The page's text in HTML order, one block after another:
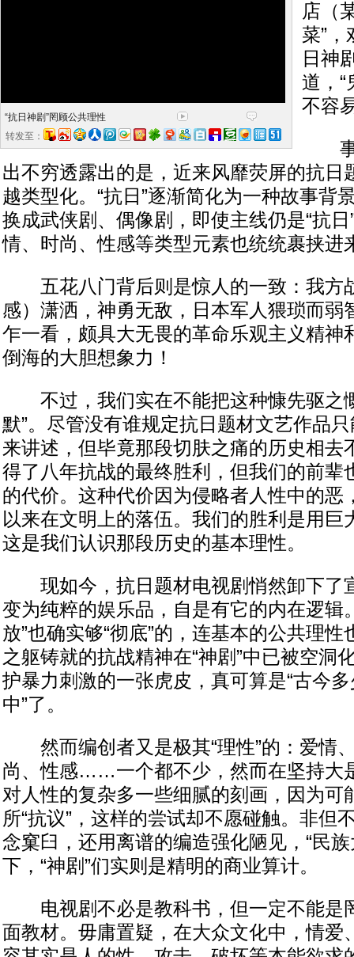
“抗日神剧”罔顾公共理性
转发至：
店（
菜”，
日神
道，“
不容
事
出不穷透露出的是，近来风靡荧屏的抗日
越类型化。“抗日”逐渐简化为一种故事背
换成武侠剧、偶像剧，即使主线仍是“抗
情、时尚、性感等类型元素也统统裹挟进
五花八门背后则是惊人的一致：我方
感）潇洒，神勇无敌，日本军人猥琐而弱
乍一看，颇具大无畏的革命乐观主义精神
倒海的大胆想象力！
不过，我们实在不能把这种慷先驱之
默”。尽管没有谁规定抗日题材文艺作品
来讲述，但毕竟那段切肤之痛的历史相去
得了八年抗战的最终胜利，但我们的前辈
的代价。这种代价因为侵略者人性中的恶
以来在文明上的落伍。我们的胜利是用巨
这是我们认识那段历史的基本理性。
现如今，抗日题材电视剧悄然卸下了
变为纯粹的娱乐品，自是有它的内在逻辑
放”也确实够“彻底”的，连基本的公共理
之躯铸就的抗战精神在“神剧”中已被空洞
护暴力刺激的一张虎皮，真可算是“古今
中”了。
然而编创者又是极其“理性”的：爱情
尚、性感……一个都不少，然而在坚持大
对人性的复杂多一些细腻的刻画，因为可
所“抗议”，这样的尝试却不愿碰触。非但
念窠臼，还用离谱的编造强化陋见，“民族
下，“神剧”们实则是精明的商业算计。
电视剧不必是教科书，但一定不能是
面教材。毋庸置疑，在大众文化中，情爱